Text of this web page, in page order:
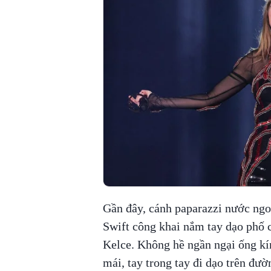
Gần đây, cánh paparazzi nước
Swift công khai nắm tay dạo phố
Kelce. Không hề ngần ngại ống
mái, tay trong tay đi dạo trên